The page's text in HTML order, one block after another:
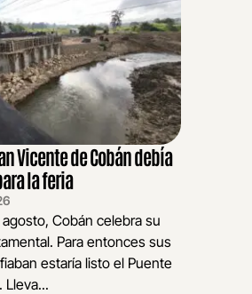
Vicente de Cobán debía
la feria
agosto, Cobán celebra su
Para entonces sus
estaría listo el Puente
Lleva...